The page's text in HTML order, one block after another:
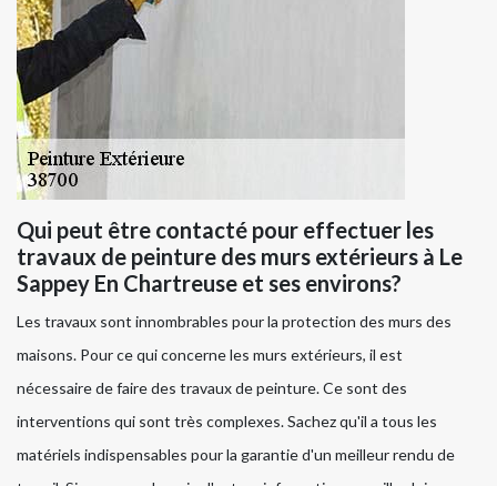
Qui peut être contacté pour effectuer les
travaux de peinture des murs extérieurs à Le
Sappey En Chartreuse et ses environs?
Les travaux sont innombrables pour la protection des murs des
maisons. Pour ce qui concerne les murs extérieurs, il est
nécessaire de faire des travaux de peinture. Ce sont des
interventions qui sont très complexes. Sachez qu'il a tous les
matériels indispensables pour la garantie d'un meilleur rendu de